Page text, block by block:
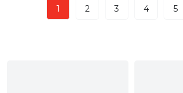
1 2 3 4 5